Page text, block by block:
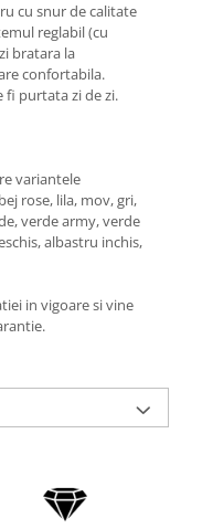
cu snur de calitate
reglabil (cu
bratara la
confortabila.
fi purtata zi de zi.
variantele
rose, lila, mov, gri,
verde army, verde
albastru inchis,
in vigoare si vine